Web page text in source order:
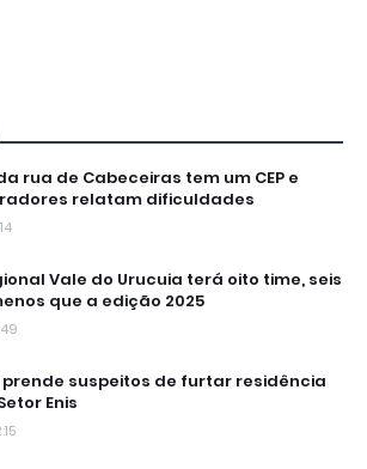
rua de Cabeceiras tem um CEP e
relatam dificuldades
Vale do Urucuia terá oito time, seis
que a edição 2025
prende suspeitos de furtar residência
Enis